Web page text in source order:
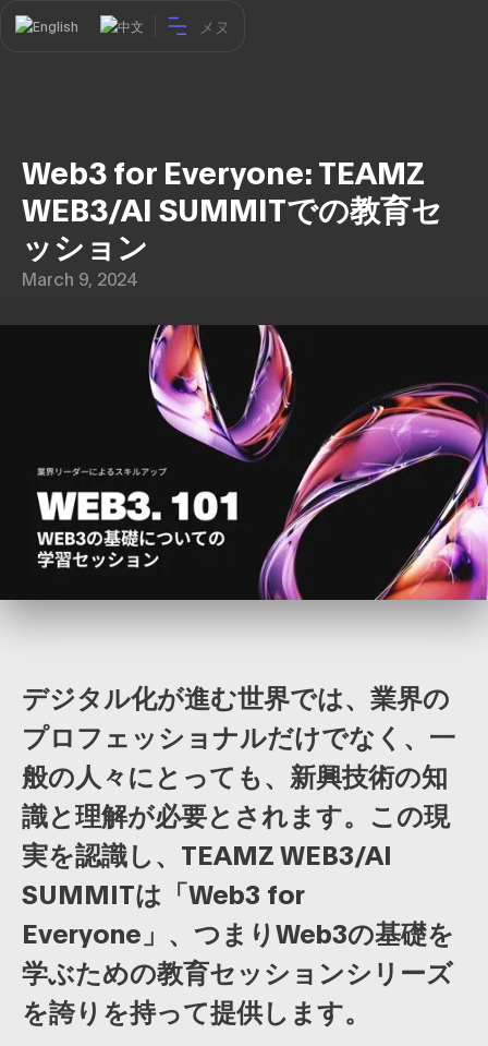
English 中文 メヌ
Web3 for Everyone: TEAMZ
WEB3/AI SUMMITでの教育セ
ッション
March 9, 2024
デジタル化が進む世界では、業界の
プロフェッショナルだけでなく、一
般の人々にとっても、新興技術の知
識と理解が必要とされます。この現
実を認識し、TEAMZ WEB3/AI
SUMMITは「Web3 for
Everyone」、つまりWeb3の基礎を
学ぶための教育セッションシリーズ
を誇りを持って提供します。